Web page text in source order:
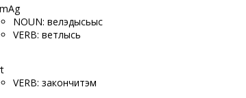
NOUN: велэдысьыс
VERB: ветлысь
VERB: закончитэм